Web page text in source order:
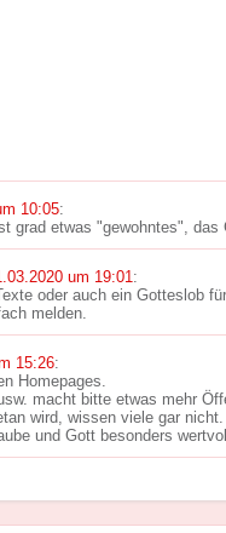
10:05:
grad etwas "gewohntes", das
um 19:01:
oder auch ein Gotteslob
melden.
15:26:
Homepages.
macht bitte etwas mehr
wird, wissen viele gar
und Gott besonders